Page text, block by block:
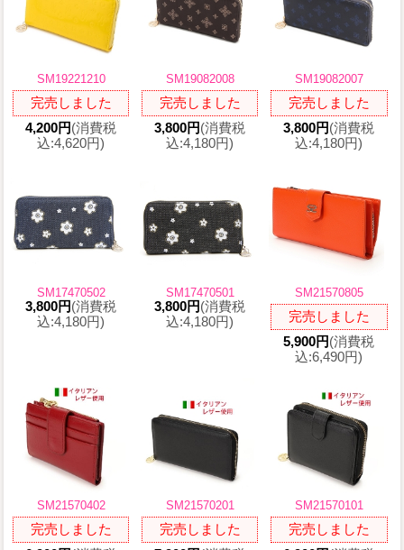
SM19221210
完売しました
4,200円(消費税
込:4,620円)
SM19082008
完売しました
3,800円(消費税
込:4,180円)
SM19082007
完売しました
3,800円(消費税
込:4,180円)
SM17470502
3,800円(消費税
込:4,180円)
SM17470501
3,800円(消費税
込:4,180円)
SM21570805
完売しました
5,900円(消費税
込:6,490円)
SM21570402
完売しました
SM21570201
完売しました
SM21570101
完売しました